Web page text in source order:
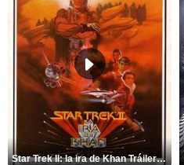
Star Trek II: la ira de Khan Tráiler VO